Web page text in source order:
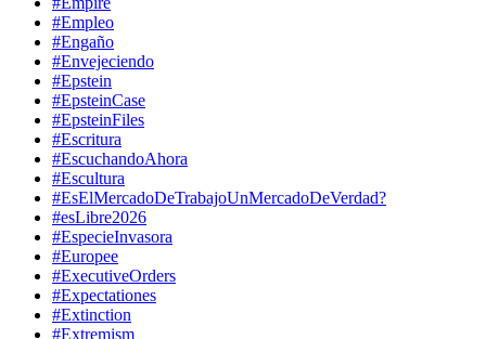
#Empleo
#Engaño
#Envejeciendo
#Epstein
#EpsteinCase
#EpsteinFiles
#Escritura
#EscuchandoAhora
#Escultura
#EsElMercadoDeTrabajoUnMercadoDeVerdad?
#esLibre2026
#EspecieInvasora
#Europee
#ExecutiveOrders
#Expectationes
#Extinction
#Extremism